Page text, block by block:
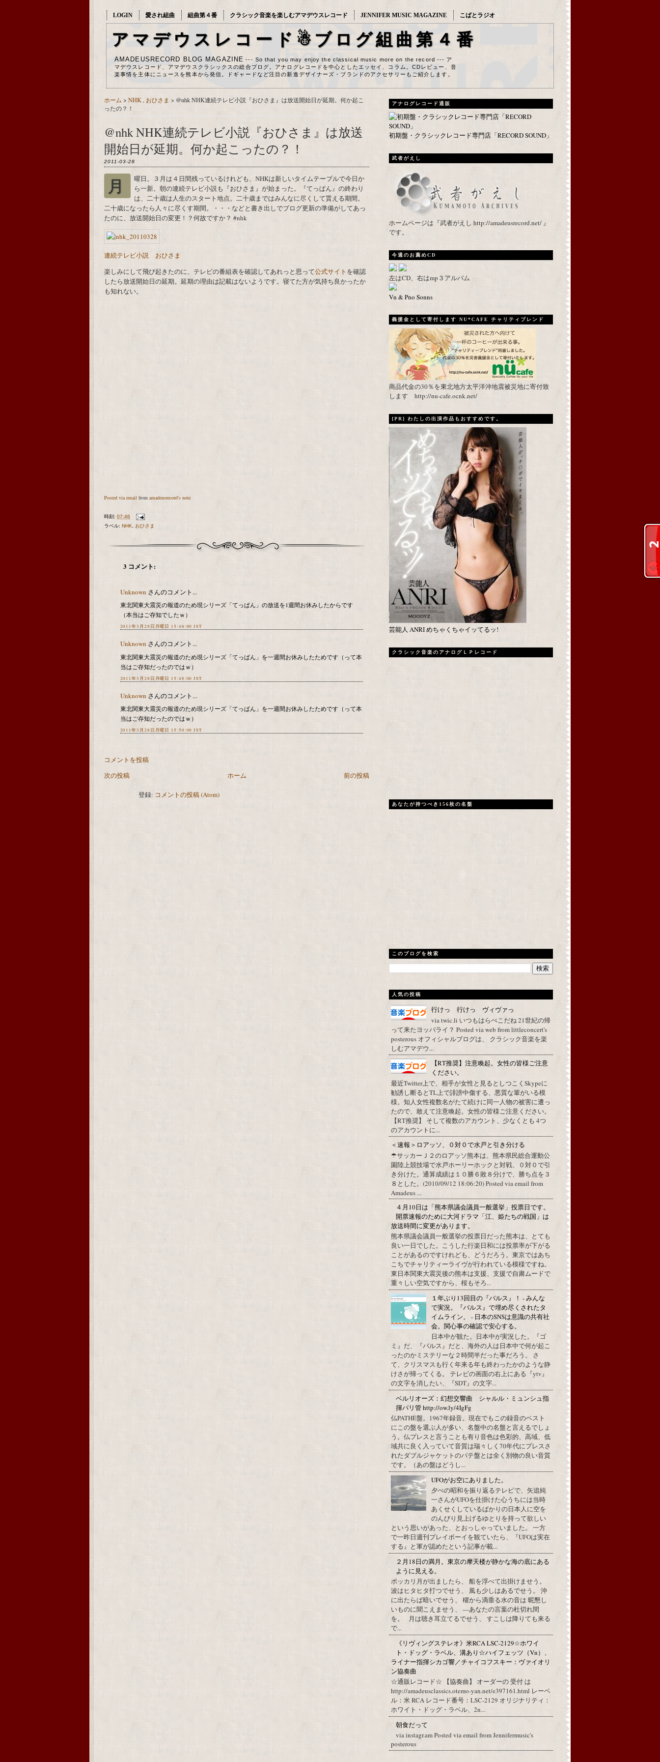
LOGIN 愛され組曲 組曲第４番 クラシック音楽を楽しむアマデウスレコード JENNIFER MUSIC MAGAZINE こばとラジオ
アマデウスレコード☃ブログ組曲第４番
AMADEUSRECORD BLOG MAGAZINE --- So that you may enjoy the classical music more on the record --- ア
マデウスレコード、アマデウスクラシックスの総合ブログ。アナログレコードを中心としたエッセイ、コラム。CDレビュー、音
楽事情を主体にニュースを熊本から発信。ドギャードなど注目の新進デザイナーズ・ブランドのアクセサリーもご紹介します。
ホーム > NHK , おひさま > @nhk NHK連続テレビ小説『おひさま』は放送開始日が延期。何か起こ
ったの？！
@nhk NHK連続テレビ小説『おひさま』は放送
開始日が延期。何か起こったの？！
2011-03-28
月曜日。３月は４日間残っているけれども、NHKは新しいタイムテーブルで今日か
ら一新。朝の連続テレビ小説も『おひさま』が始まった。『てっぱん』の終わり
は、二十歳は人生のスタート地点。二十歳まではみんなに尽くして貰える期間。
二十歳になったら人々に尽くす期間。・・・などと書き出しでブログ更新の準備がしてあっ
たのに、放送開始日の変更！？何故ですか？ #nhk
連続テレビ小説 おひさま
楽しみにして飛び起きたのに、テレビの番組表を確認してあれっと思って公式サイト を確認
したら放送開始日の延期。延期の理由は記載はないようです。寝てた方が気持ち良かったか
も知れない。
Posted via email from amadeusrecord's note
時刻: 07:46
ラベル: NHK, おひさま
3 コメント:
Unknown さんのコメント...
東北関東大震災の報道のため現シリーズ「てっぱん」の放送を1週間お休みしたからです
（本当はご存知でしたｗ）
2011年3月28日月曜日 15:46:00 JST
Unknown さんのコメント...
東北関東大震災の報道のため現シリーズ「てっぱん」を一週間お休みしたためです（って本
当はご存知だったのではｗ）
2011年3月28日月曜日 15:48:00 JST
Unknown さんのコメント...
東北関東大震災の報道のため現シリーズ「てっぱん」を一週間お休みしたためです（って本
当はご存知だったのではｗ）
2011年3月28日月曜日 15:50:00 JST
コメントを投稿
次の投稿
前の投稿
ホーム
登録: コメントの投稿 (Atom)
アナログレコード通販
初期盤・クラシックレコード専門店「RECORD SOUND」
武者がえし
ホームページは『武者がえし http://amadeusrecord.net/ 』
です。
今週のお薦めCD
左はCD、右はmp３アルバム
Vn & Pno Sonns
義援金として寄付します NU*CAFE チャリティブレンド
商品代金の30％を東北地方太平洋沖地震被災地に寄付致
します http://nu-cafe.ocnk.net/
[PR] わたしの出演作品もおすすめです。
芸能人 ANRI めちゃくちゃイッてるッ!
クラシック音楽のアナログＬＰレコード
あなたが持つべき156枚の名盤
このブログを検索
人気の投稿
行けっ 行けっ ヴィヴァっ
via twic.li いつもはらぺこだね 21世紀の帰
って来たヨッパライ？ Posted via web from littleconcert's
posterous オフィシャルブログは、 クラシック音楽を楽
しむアマデウ...
【RT推奨】注意喚起。女性の皆様ご注意
ください。
最近Twitter上で、相手が女性と見るとしつこくSkypeに
勧誘し断るとTL上で誹謗中傷する、悪質な輩がいる模
様。知人女性複数名がたて続けに同一人物の被害に遭っ
たので、敢えて注意喚起。女性の皆様ご注意ください。
【RT推奨】 そして複数のアカウント、少なくとも 4つ
のアカウントに...
＜速報＞ロアッソ、０対０で水戸と引き分ける
☂サッカーＪ２のロアッソ熊本は、熊本県民総合運動公
園陸上競技場で水戸ホーリーホックと対戦、０対０で引
き分けた。通算成績は１０勝６敗８分けで、勝ち点を３
８とした。(2010/09/12 18:06:20) Posted via email from
Amadeus ...
４月10日は「熊本県議会議員一般選挙」投票日です。
開票速報のために大河ドラマ「江、姫たちの戦国」は
放送時間に変更があります。
熊本県議会議員一般選挙の投票日だった熊本は、とても
良い一日でした。こうした行楽日和には投票率が下がる
ことがあるのですけれども、どうだろう。東京ではあち
こちでチャリティーライヴが行われている模様ですね。
東日本関東大震災後の熊本は支援、支援で自粛ムードで
重々しい空気ですから、桜もそろ...
１年ぶり13回目の『バルス』！ - みんな
で実況。『バルス』で埋め尽くされたタ
イムライン。 - 日本のSNSは意識の共有社
会。関心事の確認で安心する。
日本中が観た。日本中が実況した。『ゴ
ミ』だ、『バルス』だと、海外の人は日本中で何が起こ
ったのかミステリーな２時間半だった事だろう。 さ
て、クリスマスも行く年来る年も終わったかのような静
けさが帰ってくる。 テレビの画面の右上にある『ytv』
の文字を消したい、『SDT』の文字...
ベルリオーズ：幻想交響曲 シャルル・ミュンシュ指
揮パリ管 http://ow.ly/4IgFg
仏PATHÉ盤。1967年録音。現在でもこの録音のベスト
にこの盤を選ぶ人が多い、名盤中の名盤と言えるでしょ
う。仏プレスと言うことも有り音色は色彩的、高域、低
域共に良く入っていて音質は瑞々しく70年代にプレスさ
れたダブルジャケットのパテ盤とは全く別物の良い音質
です。（あの盤はどうし...
UFOがお空にありました。
夕べの昭和を振り返るテレビで、矢追純
一さんがUFOを仕掛けた心うちには当時
あくせくしているばかりの日本人に空を
のんびり見上げるゆとりを持って欲しい
という思いがあった、とおっしゃっていました。 一方
で一昨日週刊プレイボーイを観ていたら、『UFOは実在
する』と軍が認めたという記事が載...
２月18日の満月。東京の摩天楼が静かな海の底にある
ように見える。
ポッカリ月が出ましたら、 船を浮べて出掛けませう。
波はヒタヒタ打つでせう、 風も少しはあるでせう。 沖
に出たらば暗いでせう、 櫂から滴垂る水の音は 昵懇し
いものに聞こえませう、 —あなたの言葉の杜切れ間
を。 月は聴き耳立てるでせう、 すこしは降りても来る
で...
《リヴィングステレオ》米RCA LSC-2129☆ホワイ
ト・ドッグ・ラベル、溝あり☆ハイフェッツ（Vn）、
ライナー指揮シカゴ響／チャイコフスキー：ヴァイオリ
ン協奏曲
☆通販レコード☆ 【協奏曲】 オーダーの 受付 は
http://amadeusclassics.otemo-yan.net/e397161.html レーベ
ル：米 RCA レコード番号：LSC-2129 オリジナリティ：
ホワイト・ドッグ・ラベル、2n...
朝食だって
via instagr.am Posted via email from Jennifermusic's
posterous